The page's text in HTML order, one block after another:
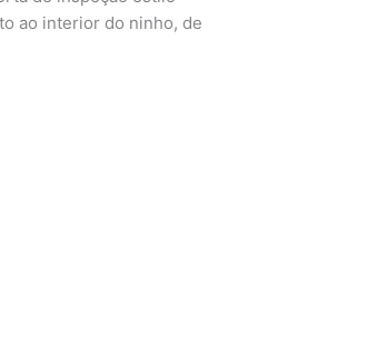
ao interior do ninho, de